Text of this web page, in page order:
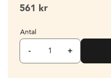
561 kr
Antal
+
-